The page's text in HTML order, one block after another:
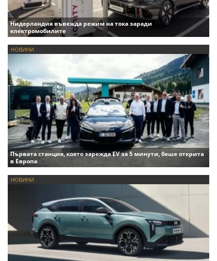
Нидерландия въвежда режим на тока заради
електромобилите
НОВИНИ
Първата станция, която зарежда EV за 5 минути, беше открита
в Европа
НОВИНИ